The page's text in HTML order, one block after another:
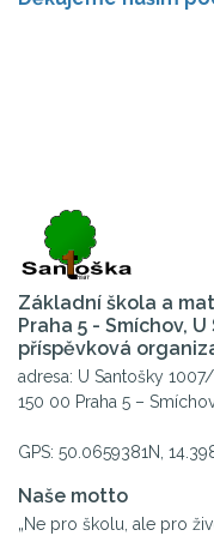
Základní škola a
Praha 5 - Smíchov,
příspěvková
adresa: U Santošky 1007/
150 00 Praha 5 –
GPS: 50.0659381N,
Naše motto
„Ne pro školu, ale pro